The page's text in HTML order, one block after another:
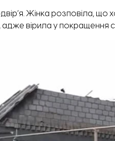
Жінка розповіла, що
вірила у покращення